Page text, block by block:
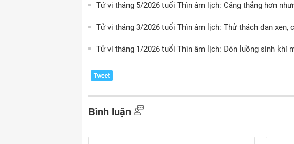
Tử vi tháng 5/2026 tuổi Thìn âm lịch: Căng thẳng hơn
Tử vi tháng 3/2026 tuổi Thìn âm lịch: Thử thách đan xen,
Tử vi tháng 1/2026 tuổi Thìn âm lịch: Đón luồng sinh khí
Bình luận